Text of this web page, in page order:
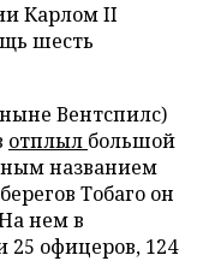
Карлом II
шесть
Вентспилс)
отплыл большой
названием
Тобаго он
нем в
офицеров, 124